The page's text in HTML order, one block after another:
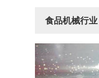
食品机械行业